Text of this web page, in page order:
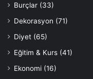
Burçlar (33)
Dekorasyon (71)
Diyet (65)
Eğitim & Kurs (41)
Ekonomi (16)